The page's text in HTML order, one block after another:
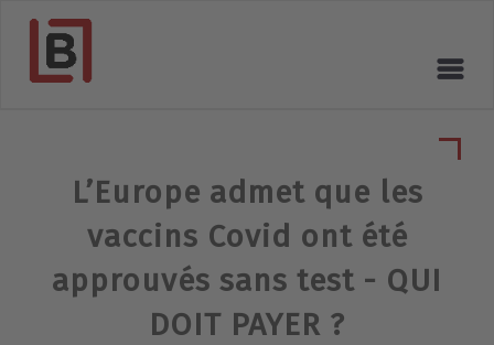
L’Europe admet que les
vaccins Covid ont été
approuvés sans test - QUI
DOIT PAYER ?